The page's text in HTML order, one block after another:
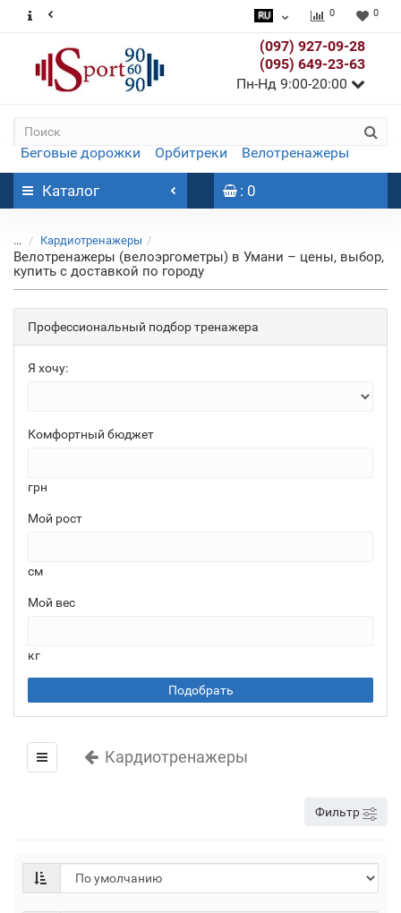
0 0
(097) 927-09-28
(095) 649-23-63
Пн-Нд 9:00-20:00
Беговые дорожки Орбитреки Велотренажеры
Каталог : 0
... Кардиотренажеры
Велотренажеры (велоэргометры) в Умани – цены, выбор,
купить с доставкой по городу
Профессиональный подбор тренажера
Я хочу:
Комфортный бюджет
грн
Мой рост
см
Мой вес
кг
Подобрать
Кардиотренажеры
Фильтр